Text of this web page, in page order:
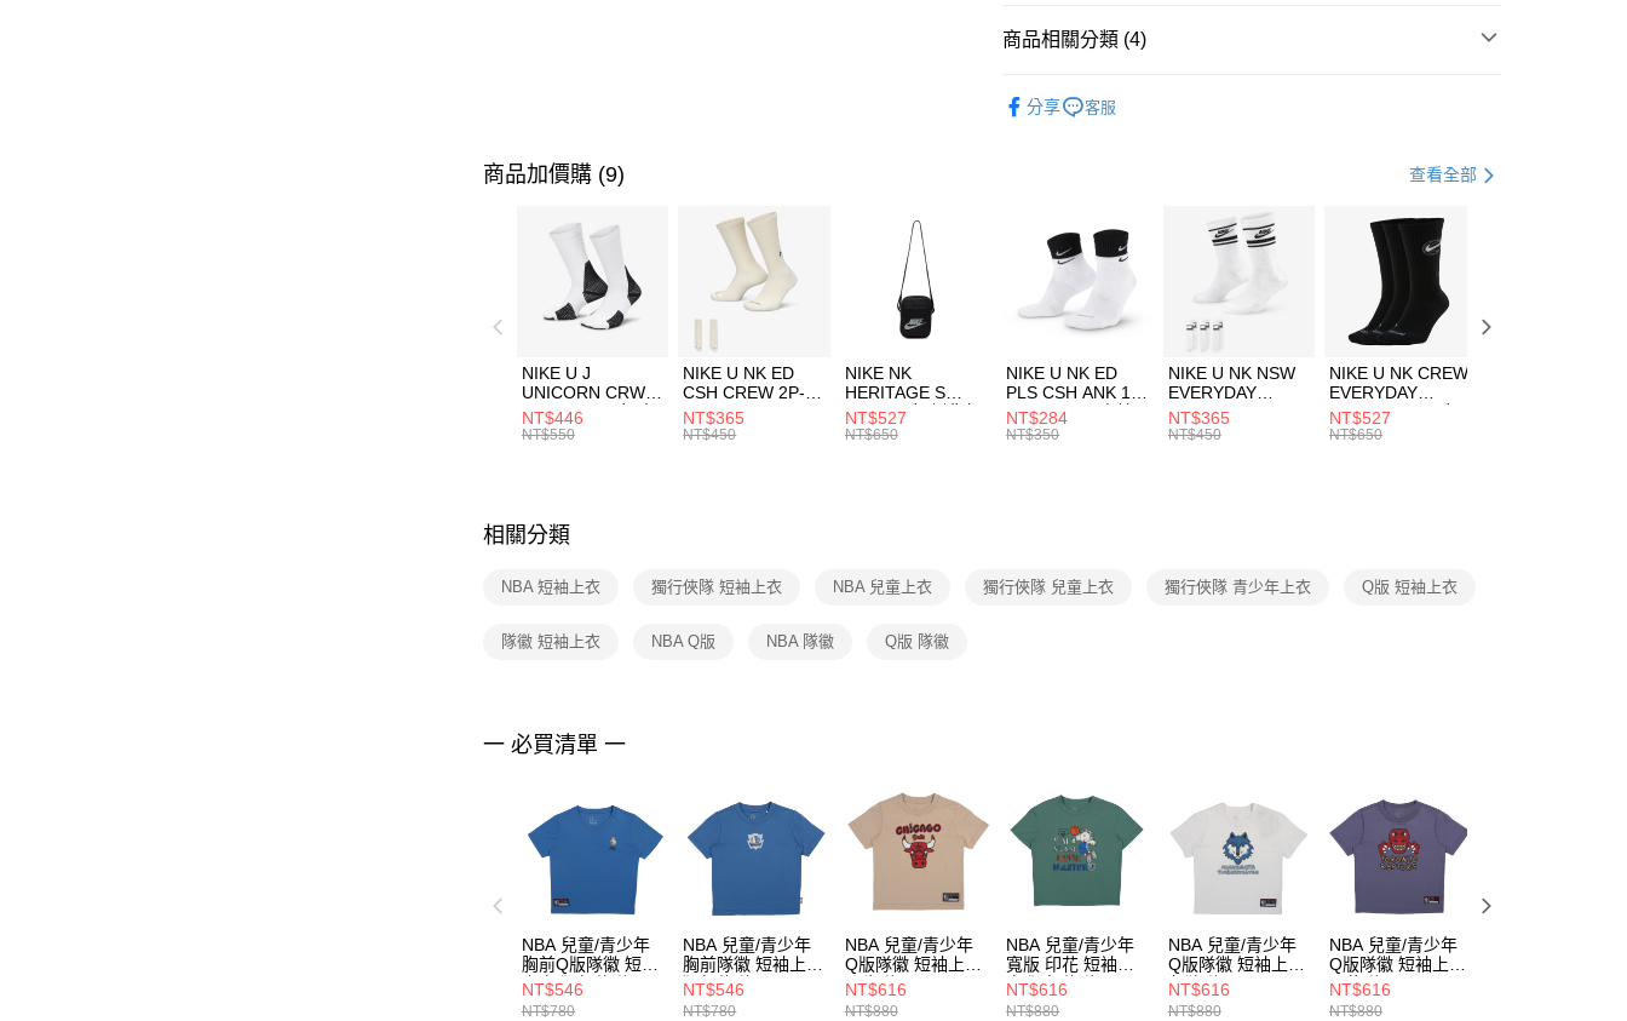
聯邦商業銀行
台新國際商業銀行
【關於「AFTEE先享後付」】
３．安心：先確認商品／服務後，再付款。
【「AFTEE先享後付」結帳流程】
１．於結帳方式選擇「AFTEE先享後付」後，將跳轉至「AFTEE先享後
付」結帳頁面，進行簡訊認證並確認金額後，即可完成結帳。
２．訂單成立數日內，您將收到繳費通知簡訊。
３．收到繳費通知簡訊後14天內，點擊此簡訊中的連結，可透過四大超商
／ATM／網路銀行／等多元方式進行付款，方視為交易完成。
※ 請注意：結帳手續完成當下不需立刻繳費，但若您需要取消訂單，請聯
絡購買商品的店家。未經商家同意取消之訂單仍視為有效，需透過AFTEE
先享後付繳納相關費用。
１．透過由恩沛科技股份有限公司提供之「AFTEE先享後付」服務完成之
交易，需依本服務之必要範圍內提供個人資料，並將交易相關給付款項請
結果請求用戶進行身份認證。
５．嚴禁一人註冊多個帳號或使用他人資訊註冊。若發現惡意使用之情
形，恩沛科技股份有限公司將有權停止該用戶之使用額度並採取法律行
動。
每筆NT$100，滿NT$1,500(含以上)免運費
每筆NT$100，滿NT$1,500(含以上)免運費
付款後門市自取
每筆NT$100，滿NT$1,500(含以上)免運費
商品相關分類 (4)
分享 客服
商品加價購 (9) 查看全部
NIKE U J
UNICORN CRW
1PR -160 男女 中
統襪 FZ3393100
NT$446
NT$550
NIKE U NK ED
CSH CREW 2P-
144 EMBRDY 男
女 短統襪
NT$365
NT$450
NIKE NK
HERITAGE S
SMIT 男女 側背包
BA5871010
NT$527
NT$650
NIKE U NK ED
PLS CSH ANK 1P
144 DBL 男 中統
襪 DH4058104
NT$284
NT$350
NIKE U NK NSW
EVERYDAY
ESSENTIAL CR
男女 短統襪
NT$365
NT$450
NIKE U NK CREW
EVERYDAY
BBALL 3PR 男女
長統襪
NT$527
NT$650
相關分類
NBA 短袖上衣 獨行俠隊 短袖上衣 NBA 兒童上衣 獨行俠隊 兒童上衣 獨行俠隊 青少年上衣 Q版 短袖上衣
隊徽 短袖上衣 NBA Q版 NBA 隊徽 Q版 隊徽
一 必買清單 一
NBA 兒童/青少年
胸前Q版隊徽 短袖
上衣 獨行俠隊
3526102882
NT$546
NT$780
NBA 兒童/青少年
胸前隊徽 短袖上衣
獨行俠隊
3526103382
NT$546
NT$780
NBA 兒童/青少年
Q版隊徽 短袖上衣
公牛隊
3526100631
NT$616
NT$880
NBA 兒童/青少年
寬版 印花 短袖上
衣 獨行俠隊
3526100972
NT$616
NT$880
NBA 兒童/青少年
Q版隊徽 短袖上衣
灰狼隊
3526100500
NT$616
NT$880
NBA 兒童/青少年
Q版隊徽 短袖上衣
暴龍隊
3526100192
NT$616
NT$880